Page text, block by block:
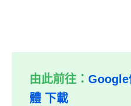
由此前往： Google
體 下載